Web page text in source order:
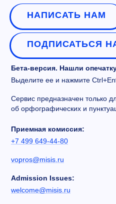
НАПИСАТЬ НАМ
ПОДПИСАТЬСЯ
Бета-версия. Нашли
Выделите ее и нажмите
Сервис предназначен только
об орфографических и
Приемная комиссия:
+7 499 649-44-80
vopros@misis.ru
Admission Issues:
welcome@misis.ru